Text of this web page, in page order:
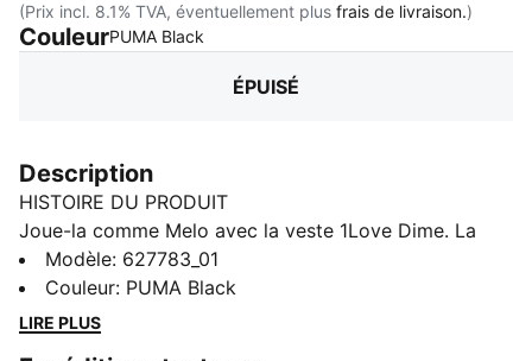
(Prix incl. 8.1% TVA, éventuellement plus frais de livraison.)
CouleurPUMA Black
ÉPUISÉ
Description
HISTOIRE DU PRODUIT
Joue-la comme Melo avec la veste 1Love Dime. La
coupe oversize et la poche avant te permettent de
jouer comme le meneur all-star. Sans oublier le
branding d’une autre planète signé Melo.
Modèle: 627783_01
Couleur: PUMA Black
LIRE PLUS